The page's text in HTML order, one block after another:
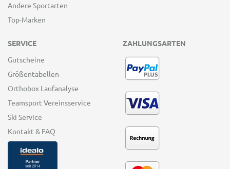
Andere Sportarten
Top-Marken
SERVICE
Gutscheine
Größentabellen
Orthobox Laufanalyse
Teamsport Vereinsservice
Ski Service
Kontakt & FAQ
ZAHLUNGSARTEN